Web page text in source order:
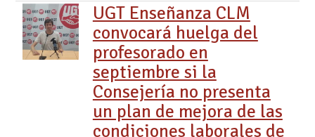
UGT Enseñanza CLM
convocará huelga del
profesorado en
septiembre si la
Consejería no presenta
un plan de mejora de las
condiciones laborales de